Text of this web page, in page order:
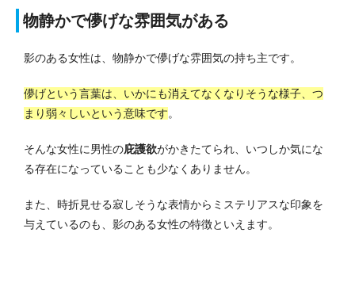
物静かで儚げな雰囲気がある
影のある女性は、物静かで儚げな雰囲気の持ち主です。
儚げという言葉は、いかにも消えてなくなりそうな様子、つ
まり弱々しいという意味です。
そんな女性に男性の庇護欲がかきたてられ、いつしか気にな
る存在になっていることも少なくありません。
また、時折見せる寂しそうな表情からミステリアスな印象を
与えているのも、影のある女性の特徴といえます。